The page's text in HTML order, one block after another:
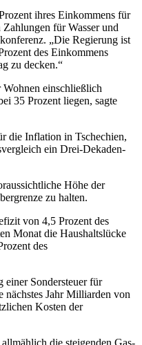
ihres Einkommens für
für Wasser und
„Die Regierung ist
des Einkommens
zu decken.“
einschließlich
35 Prozent liegen, sagte
die Inflation in Tschechien,
ein Drei-Dekaden-
Höhe der
zu halten.
von 4,5 Prozent des
Monat die Haushaltslücke
des
Sondersteuer für
nächstes Jahr Milliarden von
Kosten der